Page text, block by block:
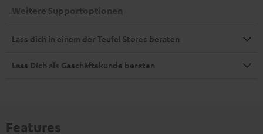
Weitere Supportoptionen
Lass dich in einem der Teufel Stores beraten
Lass Dich als Geschäftskunde beraten
Features